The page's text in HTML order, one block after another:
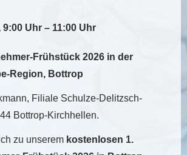
9:00 Uhr – 11:00 Uhr
Frühstück 2026 in der
Region, Bottrop
Filiale Schulze-Delitzsch-
Bottrop-Kirchhellen.
zu unserem kostenlosen 1.